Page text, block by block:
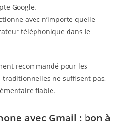
Google.
avec n’importe quelle
téléphonique dans le
recommandé pour les
ne suffisent pas,
fiable.
avec Gmail : bon à